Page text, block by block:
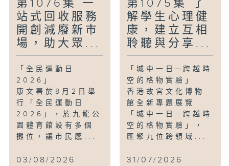
第1076集 一
站式回收服務
開創減廢新市
場，助大眾...
「全民運動日
2026」
康文署於8月2日舉
行「全民運動日
2026」，於九龍公
園體育館設有多個
攤位，讓市民感...
03/08/2026
第1075集 了
解學生心理健
康，建立互相
聆聽與分享...
「城中一日─跨越時
空的格物實驗」
香港故宮文化博物
館全新專題展覽
「城中一日─跨越時
空的格物實驗」，
匯聚九位跨領域...
31/07/2026